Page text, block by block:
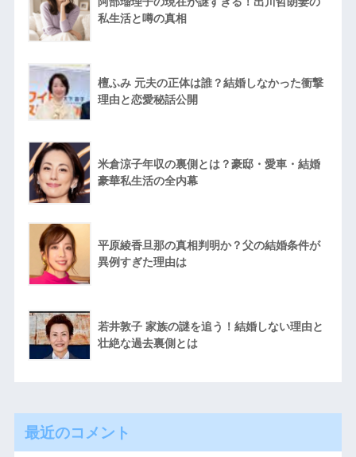
私生活と噂の真相
檀ふみ 元夫の正体は誰？結婚しなかった衝撃
理由と恋愛秘話公開
米倉涼子年収の裏側とは？豪邸・愛車・結婚
豪華私生活の全内幕
平原綾香旦那の真相判明か？父の結婚条件が
異例すぎた理由は
若井敦子 家族の謎を追う！結婚しない理由と
壮絶な過去裏側とは
最近のコメント